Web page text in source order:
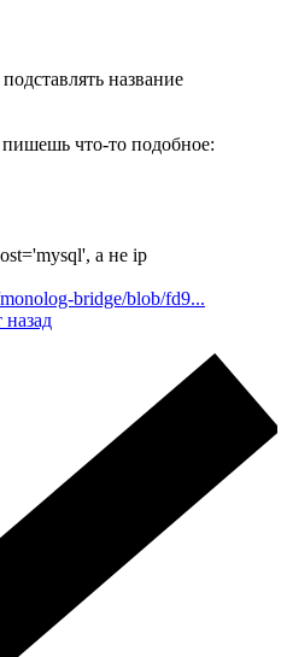
название
что-то подобное:
а не ip
bridge/blob/fd9...
назад